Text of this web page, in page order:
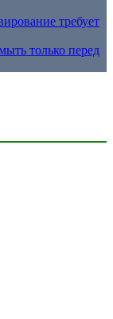
требует
только перед